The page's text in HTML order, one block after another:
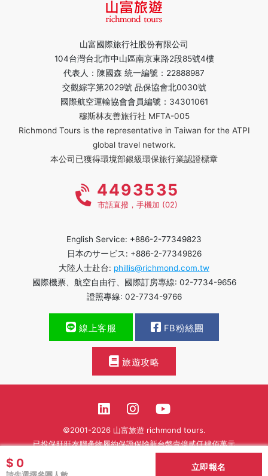
$ 0 立即報名
山富國際旅行社股份有限公司
104台灣台北市中山區南京東路2段85號4樓
代表人：陳國森 統一編號：22888987
交觀綜字第2029號 品保協會北0030號
國際航空運輸協會會員編號：34301061
穆斯林友善旅行社 MFTA-005
Richmond Tours is the representative in Taiwan for the ATPI
global travel network.
本公司已獲得環境部銀級環保旅行業認證標章
4493535
市話直撥，手機加 (02)
English Service: +886-2-77349823
日本のサービス: +886-2-77349826
大陸人士赴台: phillis@richmond.com.tw
國際機票、航空自由行、國際訂房專線: 02-7734-9656
證照專線: 02-7734-9766
線上客服 FB粉絲團
旅遊攻略
©2001-2026 山富旅遊 richmond tours.
已投保旺旺友聯產物履約保證保險新台幣壹億貳仟肆佰萬元